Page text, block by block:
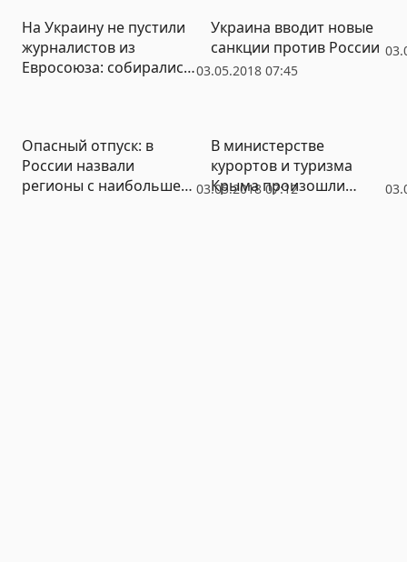
03.05.2018 07:45
На Украину не пустили
журналистов из
Евросоюза: собирались
Украина вводит новые
санкции против России
03.05.2018 07:12
Опасный отпуск: в
России назвали
регионы с наибольшей
В министерстве
курортов и туризма
Крыма произошли